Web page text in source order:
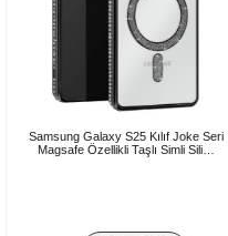
Samsung Galaxy S25 Kılıf Joke Seri
Magsafe Özellikli Taşlı Simli Sili…